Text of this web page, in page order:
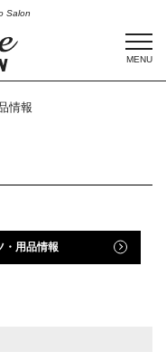
Salon
MENU
情報
・用品情報